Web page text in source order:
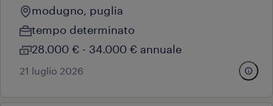
modugno, puglia
tempo determinato
28.000 € - 34.000 € annuale
21 luglio 2026